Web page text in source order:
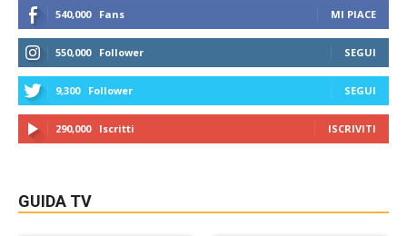
540,000 Fans MI PIACE
550,000 Follower SEGUI
9,300 Follower SEGUI
290,000 Iscritti ISCRIVITI
GUIDA TV